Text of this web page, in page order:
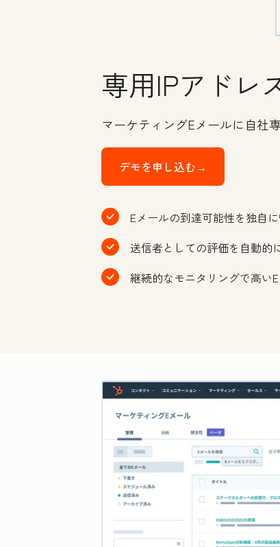
専用IPアドレ
マーケティングEメールに自社
デモを申し込む→
Eメールの到達可能性を独自
送信者としての評価を自動的
継続的なモニタリングで高い